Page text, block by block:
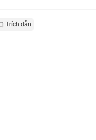
Trích dẫn